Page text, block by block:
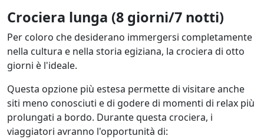
Crociera lunga (8 giorni/7 notti)
Per coloro che desiderano immergersi completamente
nella cultura e nella storia egiziana, la crociera di otto
giorni è l'ideale.
Questa opzione più estesa permette di visitare anche
siti meno conosciuti e di godere di momenti di relax più
prolungati a bordo. Durante questa crociera, i
viaggiatori avranno l'opportunità di: